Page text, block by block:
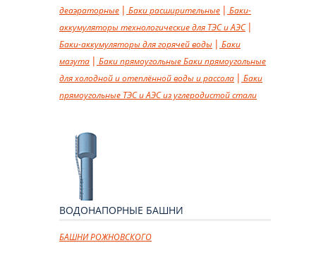
деаэраторные
Баки расширительные
Баки-
аккумуляторы технологические для ТЭС и АЭС
Баки-аккумуляторы для горячей воды
Баки
мазута
Баки прямоугольныеБаки прямоугольные
для холодной и отеплённой воды и рассола
Баки
прямоугольные ТЭС и АЭС из углеродистой стали
ВОДОНАПОРНЫЕ БАШНИ
БАШНИ РОЖНОВСКОГО